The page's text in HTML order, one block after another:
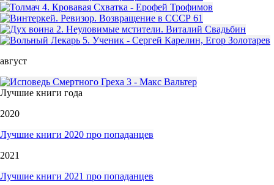
август
Лучшие книги года
2020
Лучшие книги 2020 про попаданцев
2021
Лучшие книги 2021 про попаданцев